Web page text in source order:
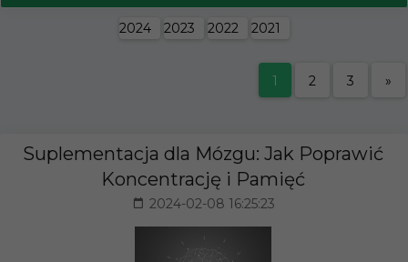
2024 2023 2022 2021
1 2 3 »
Suplementacja dla Mózgu: Jak Poprawić
Koncentrację i Pamięć
2024-02-08 16:25:23